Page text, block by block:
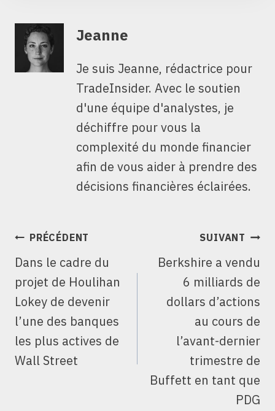
Jeanne
Je suis Jeanne, rédactrice pour
TradeInsider. Avec le soutien
d'une équipe d'analystes, je
déchiffre pour vous la
complexité du monde financier
afin de vous aider à prendre des
décisions financières éclairées.
NAVIGATION
L’ARTICLE
PRÉCÉDENT
Dans le cadre du
projet de Houlihan
Lokey de devenir
l’une des banques
les plus actives de
Wall Street
SUIVANT
Berkshire a vendu
6 milliards de
dollars d’actions
au cours de
l’avant-dernier
trimestre de
Buffett en tant que
PDG